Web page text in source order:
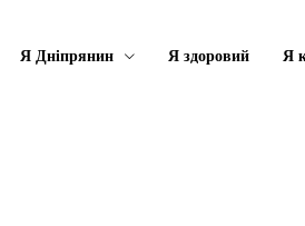
Я Дніпрянин Я здоровий Я